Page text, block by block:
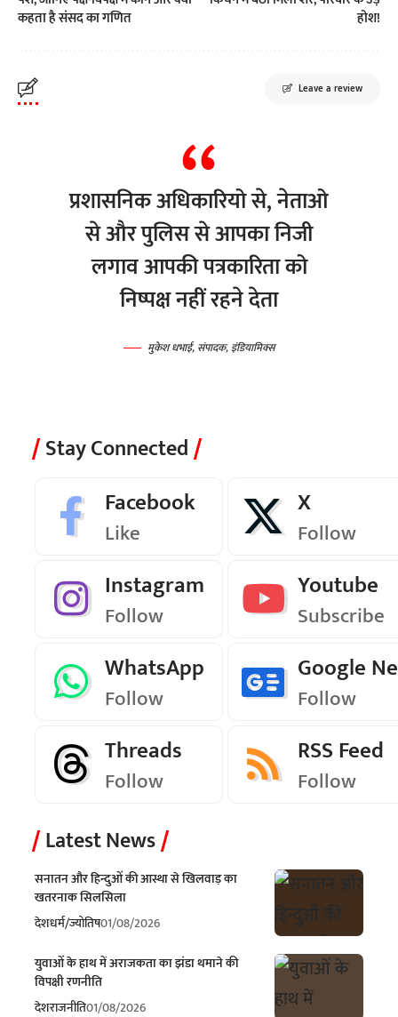
कहता है संसद का गणित
होश!
Leave a review
प्रशासनिक अधिकारियो से, नेताओ
से और पुलिस से आपका निजी
लगाव आपकी पत्रकारिता को
निष्पक्ष नहीं रहने देता
मुकेश धभाई, संपादक, इंडियामिक्स
Stay Connected
Facebook
Like
X
Follow
Instagram
Follow
Youtube
Subscribe
WhatsApp
Follow
Google
Follow
Threads
Follow
RSS Feed
Follow
Latest News
सनातन और हिन्दुओं की आस्था से खिलवाड़ का
खतरनाक सिलसिला
देशधर्म/ज्योतिष01/08/2026
युवाओं के हाथ में अराजकता का झंडा थमाने की
विपक्षी रणनीति
देशराजनीति01/08/2026